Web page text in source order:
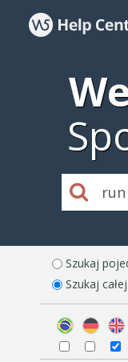
Szukaj
Szukaj